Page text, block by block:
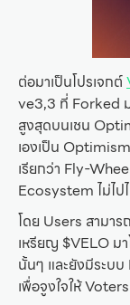
ต่อมาเป็นโปรเจกต์
ve3,3 ที่ Forked
สูงสุดบนเชน
เองเป็น
เรียกว่า Fly-
Ecosystem ไม่ไป
โดย Users สามา
เหรียญ $VELO ม
นั้นๆ และยังมีระบ
เพื่อจูงใจให้